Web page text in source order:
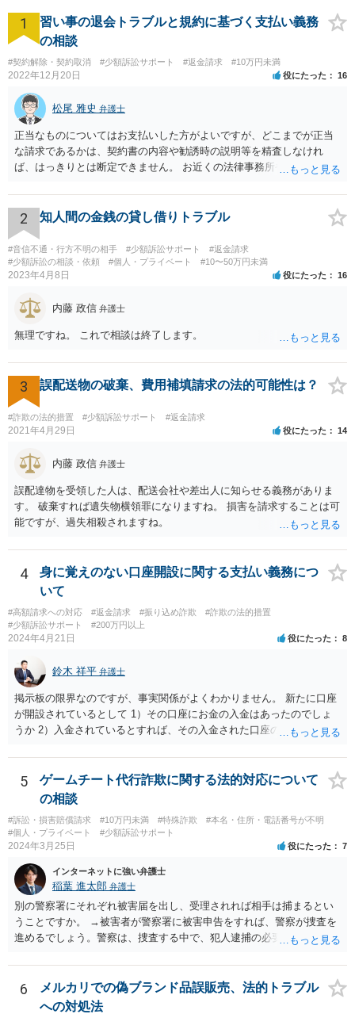
1
習い事の退会トラブルと規約に基づく支払い義務
の相談
#契約解除・契約取消 #少額訴訟サポート #返金請求 #10万円未満
2022年12月20日 役にたった 16
松尾 雅史 弁護士
正当なものについてはお支払いした方がよいですが、どこまでが正当
な請求であるかは、契約書の内容や勧誘時の説明等を精査しなけれ
ば、はっきりとは断定できません。 お近くの法律事務所や、市役所・
費者生活センター(https://www.kokusen.go.jp/map/)も親身に相談に乗
ってくれますので、一度ご利用されることをおすすめします。
2 知人間の金銭の貸し借りトラブル
#音信不通・行方不明の相手 #少額訴訟サポート
#返金請求
#少額訴訟の相談・依頼
#個人・プライベート #10〜50万円未満
2023年4月8日 役にたった 16
内藤 政信 弁護士
無理ですね。 これで相談は終了します。
3 誤配送物の破棄、費用補填請求の法的可能性は？
#詐欺の法的措置 #少額訴訟サポート #返金請求
2021年4月29日 役にたった 14
内藤 政信 弁護士
誤配達物を受領した人は、配送会社や差出人に知らせる義務がありま
す。 破棄すれば遺失物横領罪になりますね。 損害を請求することは可
能ですが、過失相殺されますね。
4
身に覚えのない口座開設に関する支払い義務につ
いて
#高額請求への対応 #返金請求 #振り込め詐欺
#詐欺の法的措置
#少額訴訟サポート
#200万円以上
2024年4月21日 役にたった 8
鈴木 祥平 弁護士
掲示板の限界なのですが、事実関係がよくわかりません。 新たに口座
が開設されているとして 1）その口座にお金の入金はあったのでしょ
うか 2）入金されているとすれば、その入金された口座の資金は引き
がポイントですよね。口座を悪用する人は、「その口座に入ったお金
を手に入れる」ことが目的ですから、あなたがキャッシュカードを持
っている場合には、キャッシュカードで引き出すことはあなたしかで
きませんから、できるとすれば、ネット上あるいはアプリ上で第三者
に送金することくらいだと思います。あなたの名義の口座であるか
ら、お金の動きくらいは調べることが可能であると思います。 その上
ばいいだけの話だと思いますし、残っていないのであれば、第三者に
送金をされたか、引き出されたどちらかだと思います。第三者に送金
をされてしまっているのであれば、その資金を送金先に返金を求める
などの措置を講じる必要があるのではないでしょうか。
5
ゲームチート代行詐欺に関する法的対応について
の相談
#訴訟・損害賠償請求 #10万円未満 #特殊詐欺
#本名・住所・電話番号が不明
#個人・プライベート
#少額訴訟サポート
2024年3月25日 役にたった 7
インターネットに強い弁護士
稲葉 進太郎 弁護士
別の警察署にそれぞれ被害届を出し、受理されれば相手は捕まるとい
うことですか。 →被害者が警察署に被害申告をすれば、警察が捜査を
進めるでしょう。警察は、捜査する中で、犯人逮捕の必要と理由があ
進行するでしょう。捜査の結果、検察官において起訴の必要があると
判断されれば、起訴されて公判となり、裁判官において有罪と判断さ
れれば有罪判決となるでしょう。捜査の結果、検察官において起訴の
6
メルカリでの偽ブランド品誤販売、法的トラブル
への対処法